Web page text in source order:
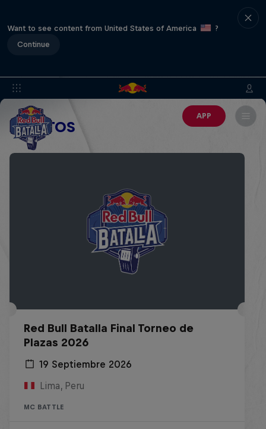
Want to see content from United States of America
?
Continue
APP
EVENTOS
Red Bull Batalla Final Torneo de
Plazas 2026
19 Septiembre 2026
Lima, Peru
MC BATTLE